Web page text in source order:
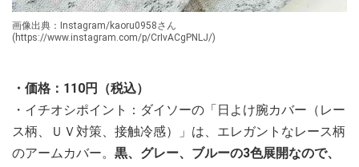
画像出典：Instagram/kaoru0958さん
(https://www.instagram.com/p/CrIvACgPNLJ/)
・価格：110円（税込）
・イチオシポイント：ダイソーの「日よけ腕カバー（レー
ス柄、ＵＶ対策、接触冷感）」は、エレガントなレース柄
のアームカバー。 黒、グレー、ブルーの3色展開なので、